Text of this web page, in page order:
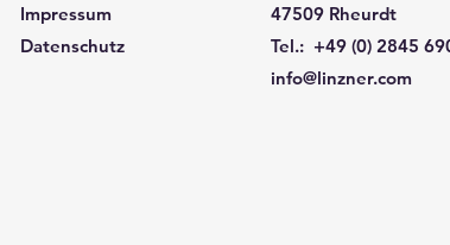
Impressum
Datenschutz
47509 Rheurdt
Tel.: +49 (0) 2845
info@linzner.com